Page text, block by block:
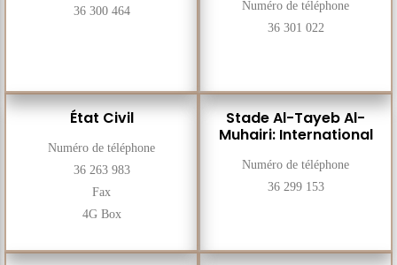
Numéro de téléphone
36 301 022
36 300 464
Stade Al-Tayeb Al-
Muhairi: International
Numéro de téléphone
36 299 153
État Civil
Numéro de téléphone
36 263 983
Fax
4G Box